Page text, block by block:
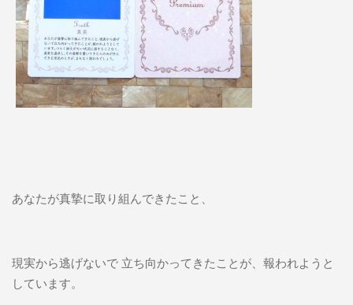
あなたが真摯に取り組んできたこと、
現実から逃げないで 立ち向かってきたことが、報われようと
しています。